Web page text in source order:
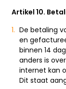
Artikel 10.
De betaling
en
binnen 14
anders is
internet kan
Dit staat